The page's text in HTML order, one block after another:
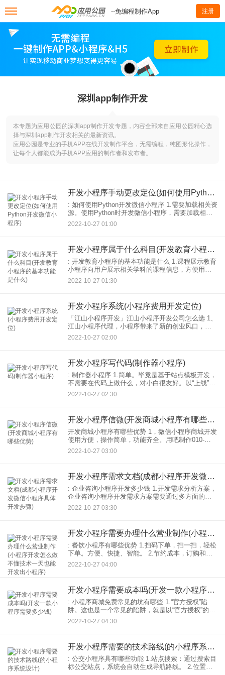
--免编程制作App 注册
深圳app制作开发
本专题为应用公园的深圳app制作开发专题，内容全部来自应用公园精心选
择与深圳app制作开发相关的最新资讯。
应用公园是专业的手机APP在线开发制作平台，无需编程，纯图形化操作，
让每个人都能成为手机APP应用的制作者和发布者。
开发小程序手动更改定位(如何使用Python开发微信小程序)
: 如何使用Python开发微信小程序 1.需要加载相关资
源。使用Python时开发微信小程序，需要加载相关
资源。将下载的资源放入项目目录，只要可以在开
发的过程中及时加载。保证小程序能够顺利进行
2022-10-27 01:00
开发小程序属于什么科目(开发教育小程序的基本功能是什么)
: 开发教育小程序的基本功能是什么 1.课程展示教育
小程序向用户展示相关学科的课程信息，方便用户
在线了解和选择自己想要学习的学科，在线学习。
2.老师秀：为了吸引更多的用户来咨询学习，教育小
2022-10-27 01:30
开发小程序系统(小程序费用开发定位)
「江山小程序开发」江山小程序开发公司怎么选 1、
江山小程序代理，小程序带来了新的创业风口，江
山代理出现了很多个人，客户联系我们开发可以直
接进行。 2.国外客户如何合作？其他地区的客户想
2022-10-27 02:00
开发小程序写代码(制作器小程序)
: 制作器小程序 1.简单。毕竟是基于站点模板开发，
不需要在代码上做什么，对小白很友好。以“上线”小
程序制作平台为例。开发的流程主要有选择模板，
视觉修改模板，相对困难的是修改：但也就是说，
2022-10-27 02:30
开发小程序信微(开发商城小程序有哪些优势)
开发商城小程序有哪些优势 1，微信小程序商城开发
使用方便，操作简单，功能齐全。用吧制作010-
3103。 2，微信小程序商城开发满足多种需求电商
模式：通过NetNet的网络技术小程序商城可以
2022-10-27 03:00
开发小程序需求文档(成都小程序开发微信小程序具体开发步骤)
: 企业咨询小程序开发多少钱 1.开发需求分析方案，
企业咨询小程序开发需求方案需要通过多方面的定
位开发定位，产品经理根据企业商家的开发需求提
出合理化建议逐步完善开发需求在这个过程中，需
2022-10-27 03:30
开发小程序需要办理什么营业制作(小程序开发怎么做不懂技术一天也能开发出小程序)
: 餐饮小程序有哪些优势 1.扫码下单，扫一扫，轻松
下单。方便、快捷、智能。 2.节约成本，订购和收
藏时方便使用小程序。餐饮行业开发小程序可以大
2022-10-27 04:00
开发小程序需要成本吗(开发一款小程序需要多少钱)
: 小程序商城免费常见的坑有哪些 1.“官方授权”陷
阱。这也是一个常见的陷阱，就是以“官方授权”的名
义，你向客户展示你的实力。右图小程序不熟悉这
个行业的小白可能很容易上当。实际上，微信小程
2022-10-27 04:30
开发小程序需要的技术路线(的小程序系统设计)
: 公交小程序具有哪些功能 1.站点搜索：通过搜索目
标公交站点，系统会自动生成导航路线。 2.位置服